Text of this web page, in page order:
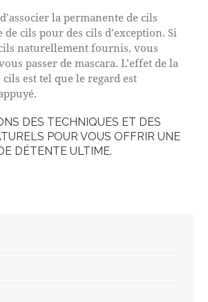
la permanente de cils
cils pour des cils d’exception. Si
naturellement fournis, vous
passer de mascara. L’effet de la
est tel que le regard est
DES TECHNIQUES ET DES
POUR VOUS OFFRIR UNE
DÉTENTE ULTIME.